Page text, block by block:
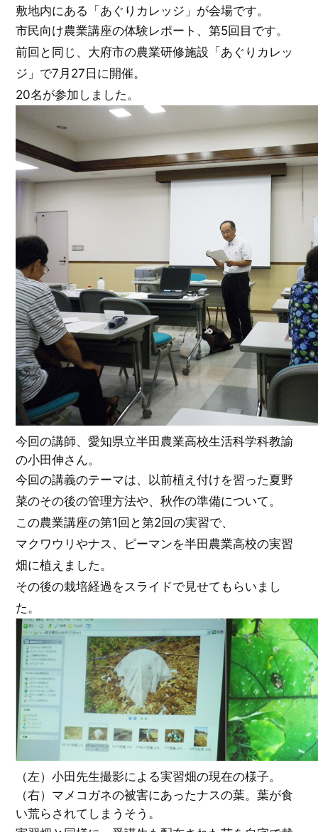
敷地内にある「あぐりカレッジ」が会場です。
市民向け農業講座の体験レポート、第5回目です。
前回と同じ、大府市の農業研修施設「あぐりカレッ
ジ」で7月27日に開催。
20名が参加しました。
今回の講師、愛知県立半田農業高校生活科学科教諭
の小田伸さん。
今回の講義のテーマは、以前植え付けを習った夏野
菜のその後の管理方法や、秋作の準備について。
この農業講座の第1回と第2回の実習で、
マクワウリやナス、ピーマンを半田農業高校の実習
畑に植えました。
その後の栽培経過をスライドで見せてもらいまし
た。
（左）小田先生撮影による実習畑の現在の様子。
（右）マメコガネの被害にあったナスの葉。葉が食
い荒らされてしまうそう。